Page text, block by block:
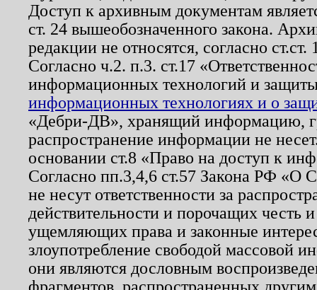
Доступ к архивным документам
ст. 24 вышеобозначенного закона.
редакции не относятся, согласно
Согласно ч.2. п.3. ст.17
информационных технологий и
информационных технологиях и о
«Дебри-ДВ», хранящий информацию,
распространение информации не
основании ст.8 «Право на доступ к
Согласно пп.3,4,6 ст.57 Закона РФ «О
не несут ответственности за
действительности и порочащих честь
ущемляющих права и законные
злоупотребление свободой массовой
они являются дословным
фрагментов, распространенных